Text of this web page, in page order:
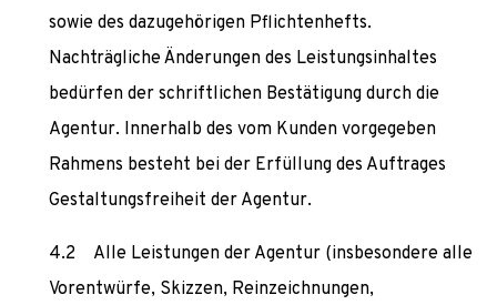
sowie des dazugehörigen Pflichtenhefts.
Nachträgliche Änderungen des Leistungsinhaltes
bedürfen der schriftlichen Bestätigung durch die
Agentur. Innerhalb des vom Kunden vorgegeben
Rahmens besteht bei der Erfüllung des Auftrages
Gestaltungsfreiheit der Agentur.
Alle Leistungen der Agentur (insbesondere alle
Vorentwürfe, Skizzen, Reinzeichnungen,